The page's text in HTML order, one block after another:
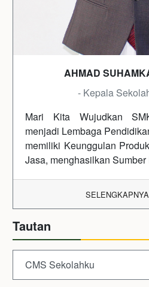
AHMAD
- Kepala
Mari Kita Wujudkan
menjadi Lembaga
memiliki Keunggulan
Jasa, menghasilkan
SELENGKAPNYA
Tautan
CMS Sekolahku